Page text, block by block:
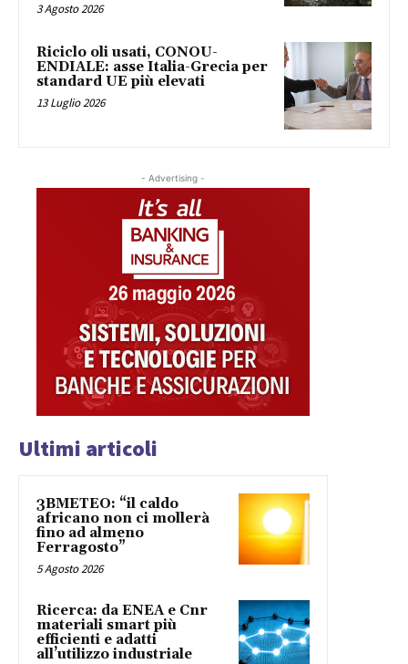
3 Agosto 2026
Riciclo oli usati, CONOU-
ENDIALE: asse Italia-Grecia per
standard UE più elevati
13 Luglio 2026
- Advertising -
Ultimi articoli
3BMETEO: “il caldo
africano non ci mollerà
fino ad almeno
Ferragosto”
5 Agosto 2026
Ricerca: da ENEA e Cnr
materiali smart più
efficienti e adatti
all’utilizzo industriale